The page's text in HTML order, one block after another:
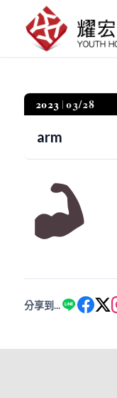
2023 03/28
arm
分享到...